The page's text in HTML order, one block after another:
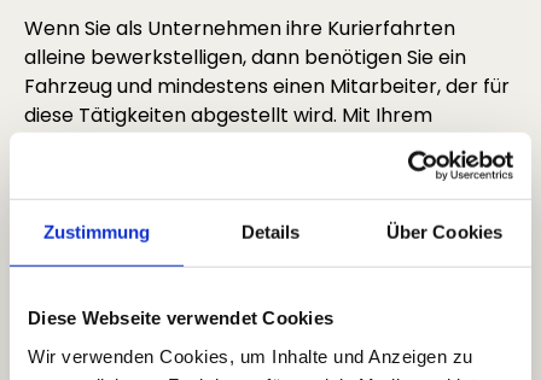
Zustimmung Details Über Cookies
Diese Webseite verwendet Cookies
Wir verwenden Cookies, um Inhalte und Anzeigen zu
Wenn Sie als Unternehmen ihre Kurierfahrten
alleine bewerkstelligen, dann benötigen Sie ein
Fahrzeug und mindestens einen Mitarbeiter, der für
diese Tätigkeiten abgestellt wird. Mit Ihrem
Fahrzeug und dem einen Mitarbeiter verbringen sie
Ihre Daten, Ihre Dokumente und ihr Bargeld einzeln
zu den entsprechenden Stationen. Wir von drs Mail
bündeln dies und können daher effektiver und
zielführender arbeiten.
Unser Service umfasst maßgeschneiderte
unserer Kunden stehen dabei immer im